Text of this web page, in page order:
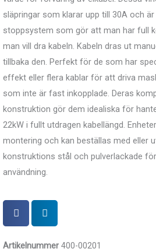
släpringar som klarar upp till 30A och
stoppsystem som gör att man har full
man vill dra kabeln. Kabeln dras ut
tillbaka den. Perfekt för de som har
effekt eller flera kablar för att driva
som inte är fast inkopplade. Deras
konstruktion gör dem idealiska för
22kW i fullt utdragen kabellängd.
montering och kan beställas med eller
konstruktions stål och pulverlackade
användning.
Artikelnummer 400-00201